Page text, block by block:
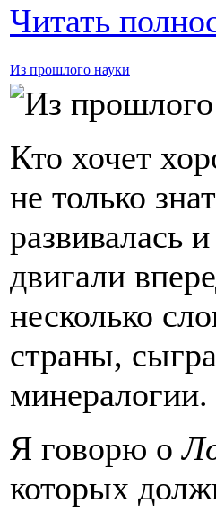
Читать
Из прошлого науки
Кто хочет
не только
развивалась
двигали
несколько
страны,
минералогии.
Я говорю о
которых